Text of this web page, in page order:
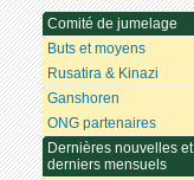
Comité de jumelage
Buts et moyens
Rusatira & Kinazi
Ganshoren
ONG partenaires
Dernières nouvelles et
derniers mensuels